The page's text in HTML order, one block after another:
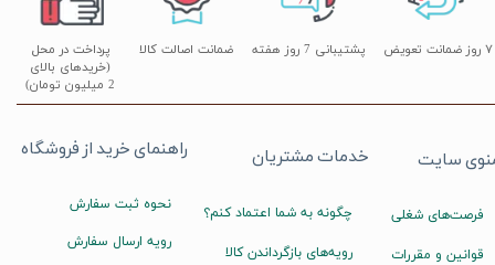
پشتیبانی 7 روز هفته
پرداخت در محل
(خریدهای بالای
2 میلیون تومان)
۷ روز ضمانت تعویض ضمانت اصالت کالا
راهنمای خرید از فروشگاه
نحوه ثبت سفارش
رویه ارسال سفارش
خدمات مشتریان
چگونه به شما اعتماد کنم؟
رویه‌های بازگرداندن کالا
سایت
فرصت‌های شغلی
قوانین و مقررات